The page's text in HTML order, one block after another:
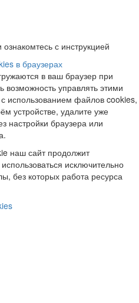
с инструкцией
в браузерах
в ваш браузер при
возможность управлять этими
использованием файлов cookies,
устройстве, удалите уже
браузера или
наш сайт продолжит
исключительно
без которых работа ресурса